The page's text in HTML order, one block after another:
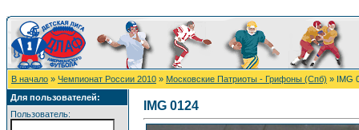
В начало » Чемпионат России 2010 » Московские Патриоты - Грифоны (Спб) » IMG
Для пользователей:
Пользователь:
IMG 0124